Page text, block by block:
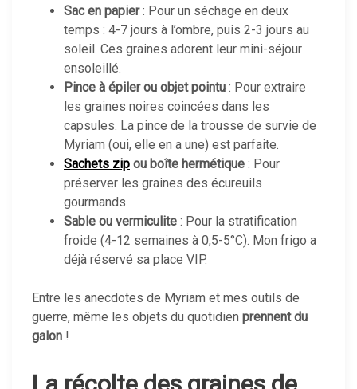
Sac en papier: Pour un séchage en deux
temps : 4-7 jours à l’ombre, puis 2-3 jours au
soleil. Ces graines adorent leur mini-séjour
ensoleillé.
Pince à épiler ou objet pointu : Pour extraire
les graines noires coincées dans les
capsules. La pince de la trousse de survie de
Myriam (oui, elle en a une) est parfaite.
Sachets zip ou boîte hermétique : Pour
préserver les graines des écureuils
gourmands.
Sable ou vermiculite : Pour la stratification
froide (4-12 semaines à 0,5-5°C). Mon frigo a
déjà réservé sa place VIP.
Entre les anecdotes de Myriam et mes outils de
guerre, même les objets du quotidien prennent du
galon !